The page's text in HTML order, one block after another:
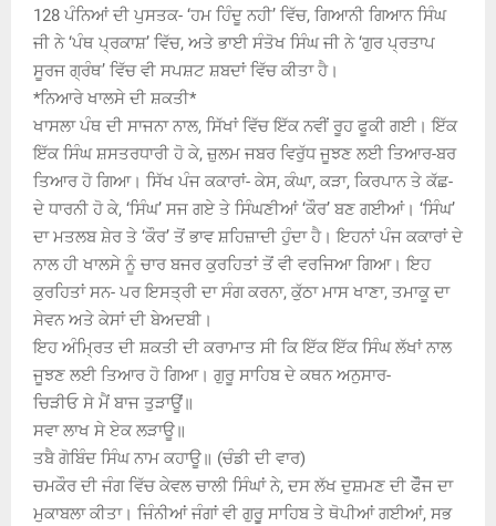
128 ਪੰਨਿਆਂ ਦੀ ਪੁਸਤਕ- ‘ਹਮ ਹਿੰਦੂ ਨਹੀ’ ਵਿੱਚ, ਗਿਆਨੀ ਗਿਆਨ ਸਿੰਘ
ਜੀ ਨੇ ‘ਪੰਥ ਪ੍ਰਕਾਸ਼’ ਵਿੱਚ, ਅਤੇ ਭਾਈ ਸੰਤੋਖ ਸਿੰਘ ਜੀ ਨੇ ‘ਗੁਰ ਪ੍ਰਤਾਪ
ਸੂਰਜ ਗ੍ਰੰਥ’ ਵਿੱਚ ਵੀ ਸਪਸ਼ਟ ਸ਼ਬਦਾਂ ਵਿੱਚ ਕੀਤਾ ਹੈ।
*ਨਿਆਰੇ ਖਾਲਸੇ ਦੀ ਸ਼ਕਤੀ*
ਖਾਸਲਾ ਪੰਥ ਦੀ ਸਾਜਨਾ ਨਾਲ, ਸਿੱਖਾਂ ਵਿੱਚ ਇੱਕ ਨਵੀਂ ਰੂਹ ਫੂਕੀ ਗਈ। ਇੱਕ
ਇੱਕ ਸਿੰਘ ਸ਼ਸਤਰਧਾਰੀ ਹੋ ਕੇ, ਜ਼ੁਲਮ ਜਬਰ ਵਿਰੁੱਧ ਜੂਝਣ ਲਈ ਤਿਆਰ-ਬਰ
ਤਿਆਰ ਹੋ ਗਿਆ। ਸਿੱਖ ਪੰਜ ਕਕਾਰਾਂ- ਕੇਸ, ਕੰਘਾ, ਕੜਾ, ਕਿਰਪਾਨ ਤੇ ਕੱਛ-
ਦੇ ਧਾਰਨੀ ਹੋ ਕੇ, ‘ਸਿੰਘ’ ਸਜ ਗਏ ਤੇ ਸਿੰਘਣੀਆਂ ‘ਕੌਰ’ ਬਣ ਗਈਆਂ। ‘ਸਿੰਘ’
ਦਾ ਮਤਲਬ ਸ਼ੇਰ ਤੇ ‘ਕੌਰ’ ਤੋਂ ਭਾਵ ਸ਼ਹਿਜ਼ਾਦੀ ਹੁੰਦਾ ਹੈ। ਇਹਨਾਂ ਪੰਜ ਕਕਾਰਾਂ ਦੇ
ਨਾਲ ਹੀ ਖਾਲਸੇ ਨੂੰ ਚਾਰ ਬਜਰ ਕੁਰਹਿਤਾਂ ਤੋਂ ਵੀ ਵਰਜਿਆ ਗਿਆ। ਇਹ
ਕੁਰਹਿਤਾਂ ਸਨ- ਪਰ ਇਸਤ੍ਰੀ ਦਾ ਸੰਗ ਕਰਨਾ, ਕੁੱਠਾ ਮਾਸ ਖਾਣਾ, ਤਮਾਕੂ ਦਾ
ਸੇਵਨ ਅਤੇ ਕੇਸਾਂ ਦੀ ਬੇਅਦਬੀ।
ਇਹ ਅੰਮ੍ਰਿਤ ਦੀ ਸ਼ਕਤੀ ਦੀ ਕਰਾਮਾਤ ਸੀ ਕਿ ਇੱਕ ਇੱਕ ਸਿੰਘ ਲੱਖਾਂ ਨਾਲ
ਜੂਝਣ ਲਈ ਤਿਆਰ ਹੋ ਗਿਆ। ਗੁਰੂ ਸਾਹਿਬ ਦੇ ਕਥਨ ਅਨੁਸਾਰ-
ਚਿੜੀਓ ਸੇ ਮੈਂ ਬਾਜ ਤੁੜਾਊਂ॥
ਸਵਾ ਲਾਖ ਸੇ ਏਕ ਲੜਾਊ॥
ਤਬੈ ਗੋਬਿੰਦ ਸਿੰਘ ਨਾਮ ਕਹਾਊ॥ (ਚੰਡੀ ਦੀ ਵਾਰ)
ਚਮਕੌਰ ਦੀ ਜੰਗ ਵਿੱਚ ਕੇਵਲ ਚਾਲੀ ਸਿੰਘਾਂ ਨੇ, ਦਸ ਲੱਖ ਦੁਸ਼ਮਣ ਦੀ ਫੌੋਜ ਦਾ
ਮੁਕਾਬਲਾ ਕੀਤਾ। ਜਿੰਨੀਆਂ ਜੰਗਾਂ ਵੀ ਗੁਰੂੁ ਸਾਹਿਬ ਤੇ ਥੋਪੀਆਂ ਗਈਆਂ, ਸਭ